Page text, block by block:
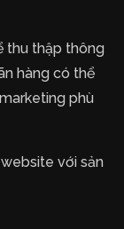
thu thập thông
hàng có thể
phù
với sản